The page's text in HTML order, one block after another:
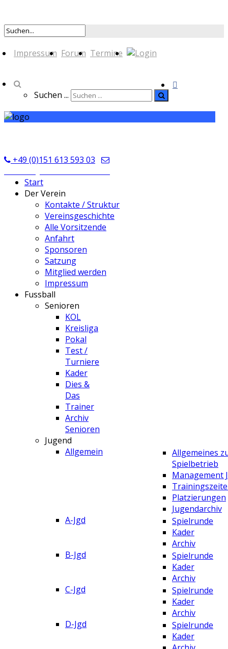
Impressum Forum Termine
Suchen ...
+49 (0)151 613 593 03
Start
Der Verein
Kontakte / Struktur
Vereinsgeschichte
Alle Vorsitzende
Anfahrt
Sponsoren
Satzung
Mitglied werden
Impressum
Fussball
Senioren
KOL
Kreisliga
Pokal
Test /
Turniere
Kader
Dies &
Das
Trainer
Archiv
Senioren
Jugend
Allgemein
Allgemeines
Spielbetrieb
Management
Platzierungen
Jugendarchiv
A-Jgd
Spielrunde
Kader
Archiv
B-Jgd
Spielrunde
Kader
Archiv
C-Jgd
Spielrunde
Kader
Archiv
D-Jgd
Spielrunde
Kader